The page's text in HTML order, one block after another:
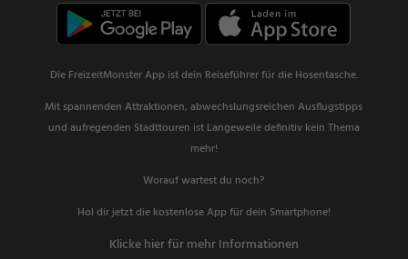
Die FreizeitMonster App ist dein Reiseführer für die Hosentasche.
Mit spannenden Attraktionen, abwechslungsreichen Ausflugstipps
und aufregenden Stadttouren ist Langeweile definitiv kein Thema
mehr!
Worauf wartest du noch?
Hol dir jetzt die kostenlose App für dein Smartphone!
Klicke hier für mehr Informationen